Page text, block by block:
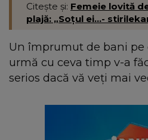
Citește și: Femeie lovită
plajă: „Soțul ei...-
Un împrumut de bani pe
urmă cu ceva timp v-a
serios dacă vă veți mai